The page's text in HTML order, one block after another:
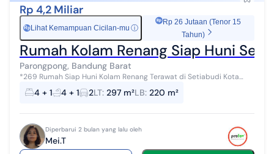
Rp 4,2 Miliar
Rp Lihat Kemampuan Cicilan-mu ⓘ
Rp 26 Jutaan (Tenor 15
Tahun)
Rumah Kolam Renang Siap Huni
Parongpong, Bandung Barat
*269 Rumah Siap Huni Kolam Renang Terawat di Setiabudi Kota
Bandung Detail Jumlah Lantai: 2 Luas Tanah: 297 Luas Bangunan:
220 Kamar Tidur: 4 Ka...
4 + 1 4 + 1 2LT: 297 m²LB: 220 m²
Diperbarui 2 bulan yang lalu oleh
Mei.T